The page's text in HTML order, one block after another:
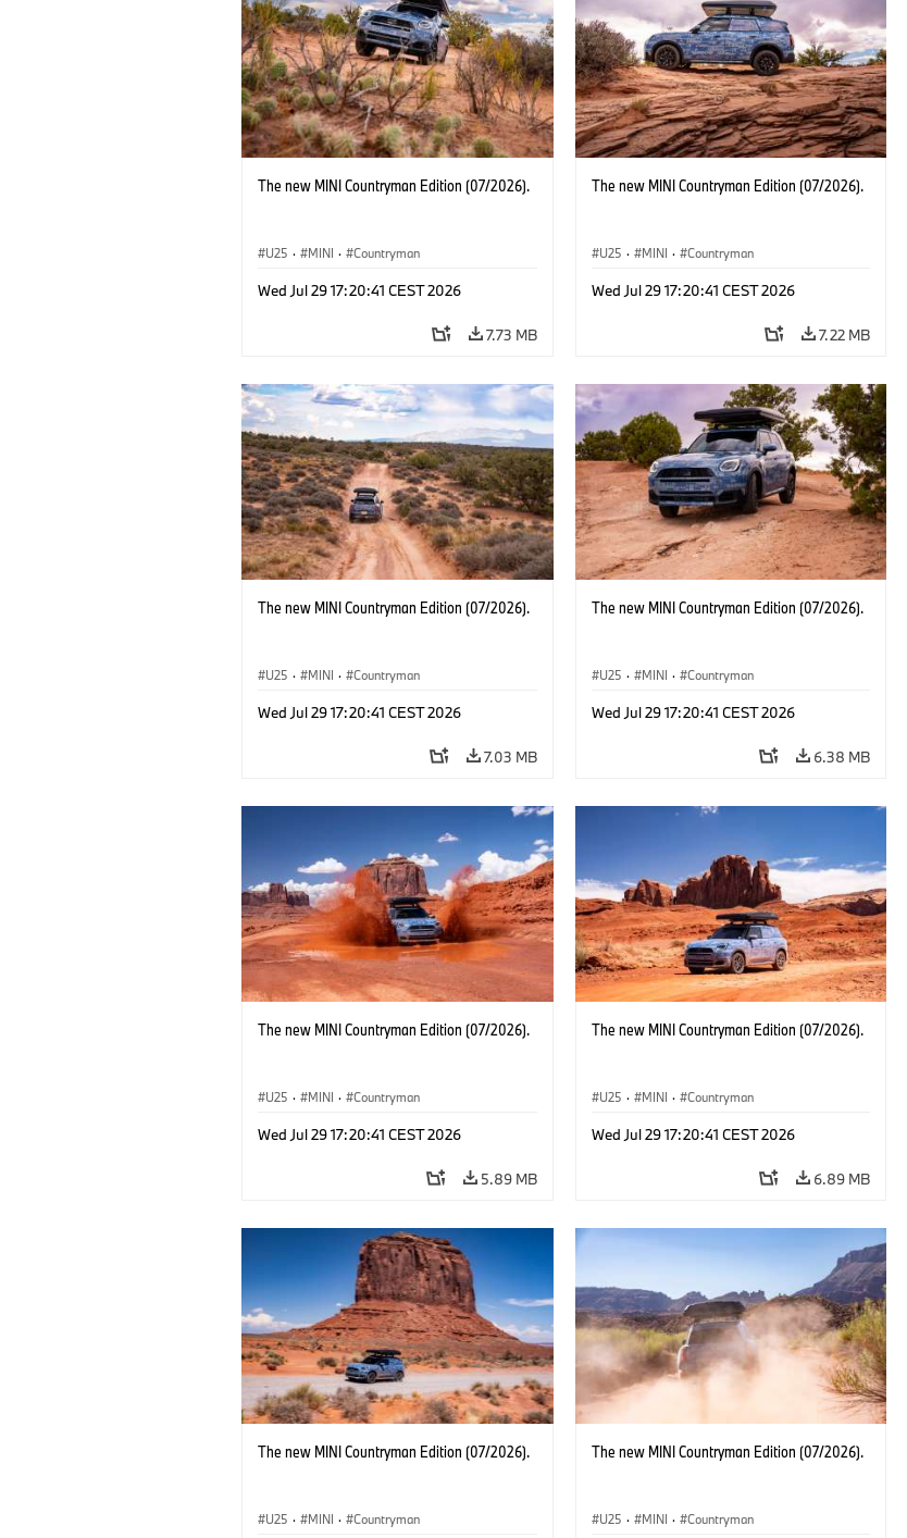
The new MINI Countryman Edition (07/2026).
U25 · MINI · Countryman
Wed Jul 29 17:20:41 CEST 2026
7.73 MB
The new MINI Countryman Edition (07/2026).
U25 · MINI · Countryman
Wed Jul 29 17:20:41 CEST 2026
7.22 MB
The new MINI Countryman Edition (07/2026).
U25 · MINI · Countryman
Wed Jul 29 17:20:41 CEST 2026
7.03 MB
The new MINI Countryman Edition (07/2026).
U25 · MINI · Countryman
Wed Jul 29 17:20:41 CEST 2026
6.38 MB
The new MINI Countryman Edition (07/2026).
U25 · MINI · Countryman
Wed Jul 29 17:20:41 CEST 2026
5.89 MB
The new MINI Countryman Edition (07/2026).
U25 · MINI · Countryman
Wed Jul 29 17:20:41 CEST 2026
6.89 MB
The new MINI Countryman Edition (07/2026).
U25 · MINI · Countryman
The new MINI Countryman Edition (07/2026).
U25 · MINI · Countryman